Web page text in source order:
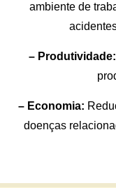
ambiente de
– Produtividade:
– Economia:
doenças